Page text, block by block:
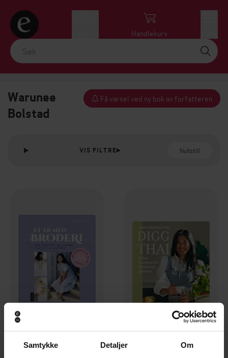
Samtykke Detaljer Om
Handlekurv
Warunee
Bolstad
Få varsel ved ny bok av forfatteren
VIS FILTRE Nullstill
119,-
279,-